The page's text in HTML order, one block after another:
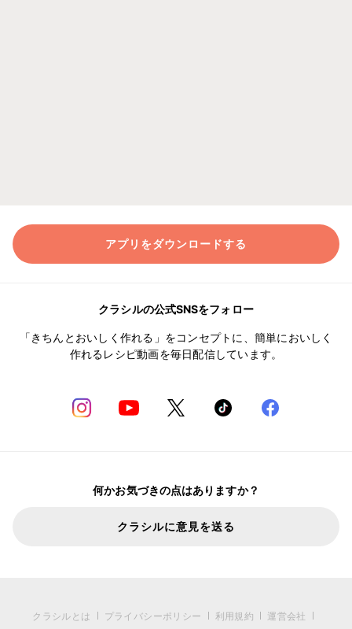
アプリをダウンロードする
クラシルの公式SNSをフォロー
「きちんとおいしく作れる」をコンセプトに、簡単においしく
作れるレシピ動画を毎日配信しています。
何かお気づきの点はありますか？
クラシルに意見を送る
クラシルとは プライバシーポリシー 利用規約
運営会社